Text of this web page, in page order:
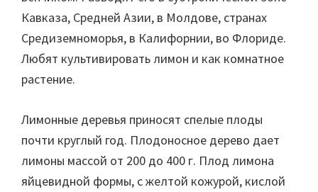
Кавказа, Средней Азии, в Молдове, странах
Средиземноморья, в Калифорнии, во Флориде.
Любят культивировать лимон и как комнатное
растение.
Лимонные деревья приносят спелые плоды
почти круглый год. Плодоносное дерево дает
лимоны массой от 200 до 400 г. Плод лимона
яйцевидной формы, с желтой кожурой, кислой